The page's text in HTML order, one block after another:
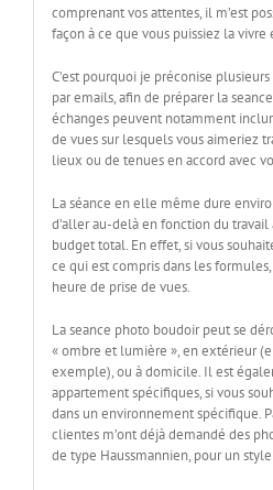
comprenant vos attentes, il m’est
façon à ce que vous puissiez la
C’est pourquoi je préconise
par emails, afin de préparer la
échanges peuvent notamment
de vues sur lesquels vous aimeriez
lieux ou de tenues en accord avec
La séance en elle même dure
d’aller au-delà en fonction du
budget total. En effet, si vous
ce qui est compris dans les
heure de prise de vues.
La seance photo boudoir peut se
« ombre et lumière », en extérieur
exemple), ou à domicile. Il est
appartement spécifiques, si vous
dans un environnement spécifique.
clientes m’ont déjà demandé des
de type Haussmannien, pour un